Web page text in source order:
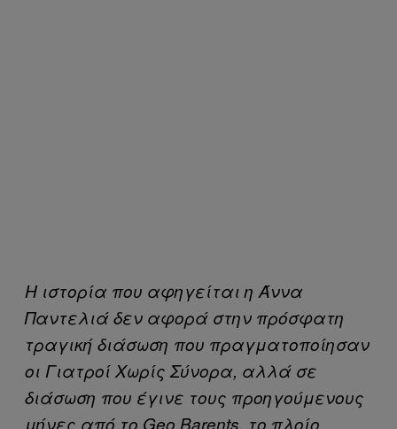
Η ιστορία που αφηγείται η Άννα
Παντελιά δεν αφορά στην πρόσφατη
τραγική διάσωση που πραγματοποίησαν
οι Γιατροί Χωρίς Σύνορα, αλλά σε
διάσωση που έγινε τους προηγούμενους
μήνες από το Geo Barents, το πλοίο